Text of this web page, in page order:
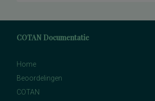
COTAN Documentatie
Home
Beoordelingen
COTAN